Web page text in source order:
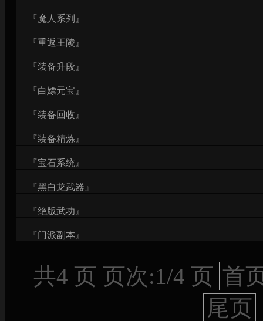
『魔人系列』
『重返王陵』
『装备升段』
『白嫖元宝』
『装备回收』
『装备精炼』
『宝石系统』
『黑白龙武器』
『绝版武功』
『门派副本』
共4 页 页次:1/4 页 首
尾页